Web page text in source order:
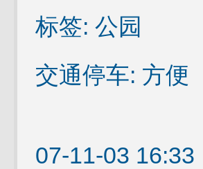
标签: 公园
交通停车: 方便
07-11-03